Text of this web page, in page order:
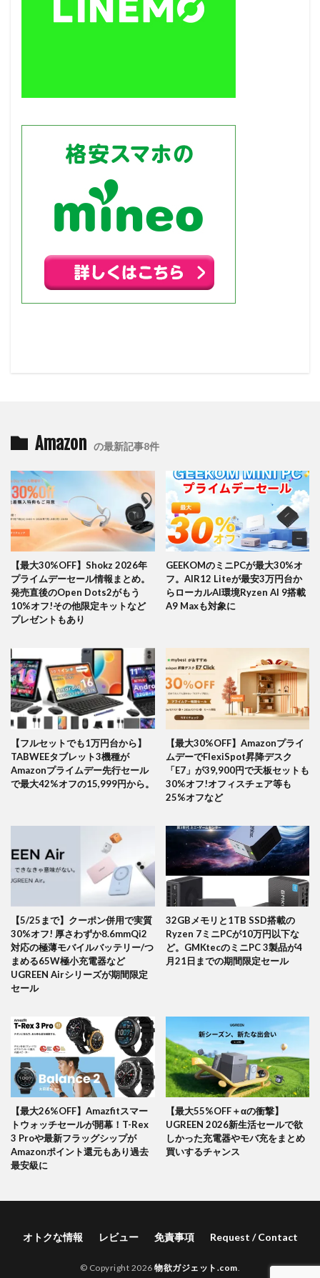
Amazon の最新記事8件
【最大30%OFF】Shokz 2026年
プライムデーセール情報まとめ。
発売直後のOpen Dots2がもう
10%オフ!その他限定キットなど
プレゼントもあり
GEEKOMのミニPCが最大30%オ
フ。AIR12 Liteが最安3万円台か
らローカルAI環境Ryzen AI 9搭載
A9 Maxも対象に
【フルセットでも1万円台から】
TABWEEタブレット3機種が
Amazonプライムデー先行セール
で最大42%オフの15,999円から。
【最大30%OFF】Amazonプライ
ムデーでFlexiSpot昇降デスク
「E7」が39,900円で天板セットも
30%オフ!オフィスチェア等も
25%オフなど
【5/25まで】クーポン併用で実質
30%オフ! 厚さわずか8.6mmQi2
対応の極薄モバイルバッテリー/つ
まめる65W極小充電器など
UGREEN Airシリーズが期間限定
セール
32GBメモリと1TB SSD搭載の
Ryzen 7ミニPCが10万円以下な
ど。GMKtecのミニPC 3製品が4
月21日までの期間限定セール
【最大26%OFF】Amazfitスマー
トウォッチセールが開幕！T-Rex
3 Proや最新フラッグシップが
Amazonポイント還元もあり過去
最安級に
【最大55%OFF＋αの衝撃】
UGREEN 2026新生活セールで欲
しかった充電器やモバ充をまとめ
買いするチャンス
オトクな情報 レビュー 免責事項 Request / Contact
© Copyright 2026物欲ガジェット.com.